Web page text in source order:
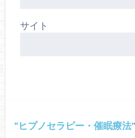
サイト
ヒプノセラピー・催眠療法